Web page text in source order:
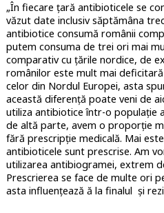
„În fiecare țară antibioticele se
văzut date inclusiv săptămâna
antibiotice consumă românii
putem consuma de trei ori mai
comparativ cu țările nordice, de
românilor este mult mai
celor din Nordul Europei, asta
această diferență poate veni de
utiliza antibiotice într-o populație
de altă parte, avem o proporție
fără prescripție medicală. Mai
antibioticele sunt prescrise. Am
utilizarea antibiogramei, extrem
Prescrierea se face de multe ori
asta influențează ă la finalul și